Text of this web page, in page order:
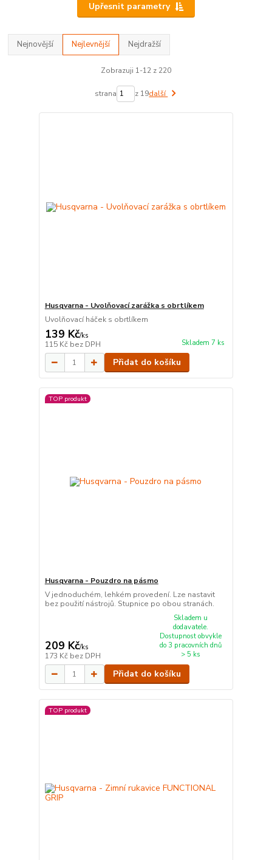
Upřesnit parametry
Nejnovější Nejlevnější Nejdražší
Zobrazuji 1-12 z 220
strana z 19další
Husqvarna - Uvolňovací zarážka s obrtlíkem
Uvolňovací háček s obrtlíkem
139 Kč/ks
115 Kč bez DPH Skladem 7 ks
Přidat do košíku
TOP produkt
Husqvarna - Pouzdro na pásmo
V jednoduchém, lehkém provedení. Lze nastavit
bez použití nástrojů. Stupnice po obou stranách.
209 Kč/ks
173 Kč bez DPH
Skladem u
dodavatele.
Dostupnost obvykle
do 3 pracovních dnů
> 5 ks
Přidat do košíku
TOP produkt